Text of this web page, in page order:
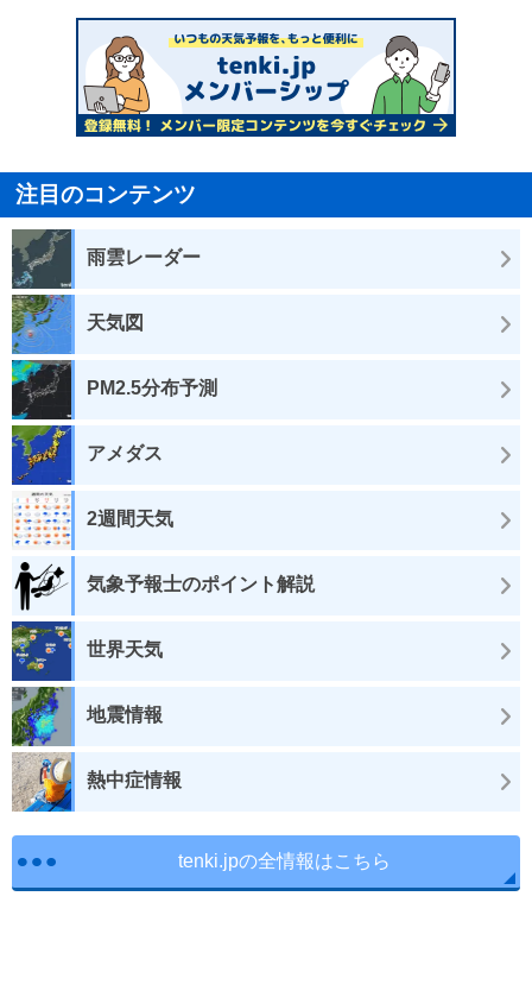
注目のコンテンツ
雨雲レーダー
天気図
PM2.5分布予測
アメダス
2週間天気
気象予報士のポイント解説
世界天気
地震情報
熱中症情報
tenki.jpの全情報はこちら